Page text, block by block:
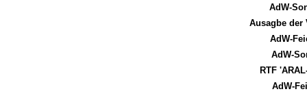
AdW-
Ausagbe der
AdW-
AdW-
RTF
AdW-